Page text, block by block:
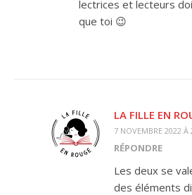
lectrices et lecteurs
que toi 😉
LA FILLE EN
7 NOVEMBRE 2022 À
RÉPONDRE
Les deux se
des éléments